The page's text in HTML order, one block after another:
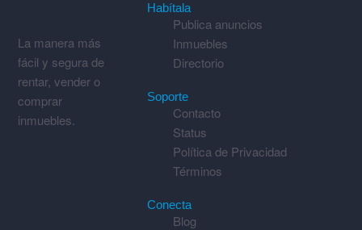
La manera más
fácil y segura de
rentar, vender o
comprar
inmuebles.
Habítala
Publica anuncios
Inmuebles
Directorio
Soporte
Contacto
Status
Política de Privacidad
Términos
Conecta
Blog